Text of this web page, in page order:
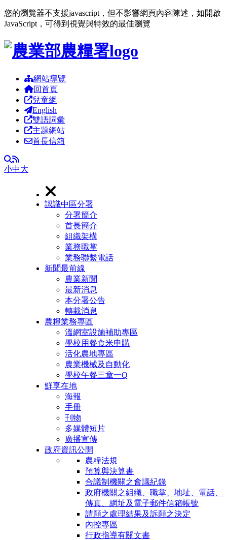
您的瀏覽器不支援javascript，但不影響網頁內容陳述，如開啟
JavaScript，可得到視覺與特效的最佳瀏覽
跳到主要內容區塊
網站導覽
回首頁
兒童網
English
雙語詞彙
主題網站
首長信箱
全文檢索
RSS
小中大
認識中區分署
分署簡介
首長簡介
組織架構
業務職掌
業務聯繫電話
新聞最前線
農業新聞
最新消息
本分署公告
轉載消息
農糧業務專區
溫網室設施補助專區
學校用餐食米申購
活化農地專區
農業機械及自動化
學校午餐三章一Q
鮮享在地
海報
手冊
刊物
多媒體短片
廣播宣傳
政府資訊公開
農糧法規
預算與決算書
合議制機關之會議紀錄
政府機關之組織、職掌、地址、電話、
傳真、網址及電子郵件信箱帳號
請願之處理結果及訴願之決定
內控專區
行政指導有關文書